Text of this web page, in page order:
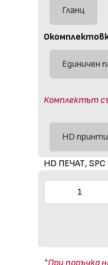
Гланц
Единичен
Комплектът
HD
HD ПЕЧАТ,